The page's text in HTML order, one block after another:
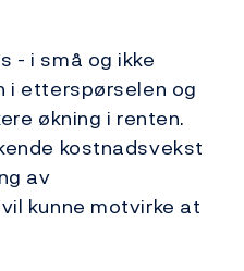
- i små og ikke
i etterspørselen og
økning i renten.
kostnadsvekst
av
kunne motvirke at